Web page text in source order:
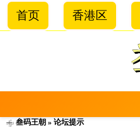
首页 香港区
叁码王朝 » 论坛提示